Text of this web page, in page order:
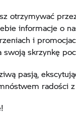
otrzymywać
informacje o
i
swoją skrzynkę
pasją,
radości z